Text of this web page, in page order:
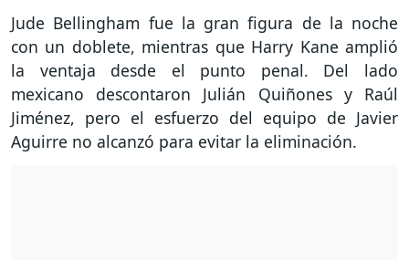
Jude Bellingham fue la gran figura de la noche
con un doblete, mientras que Harry Kane amplió
la ventaja desde el punto penal. Del lado
mexicano descontaron Julián Quiñones y Raúl
Jiménez, pero el esfuerzo del equipo de Javier
Aguirre no alcanzó para evitar la eliminación.